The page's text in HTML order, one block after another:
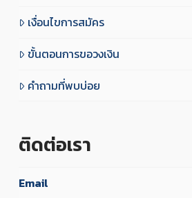
เงื่อนไขการสมัคร
ขั้นตอนการขอวงเงิน
คำถามที่พบบ่อย
ติดต่อเรา
Email